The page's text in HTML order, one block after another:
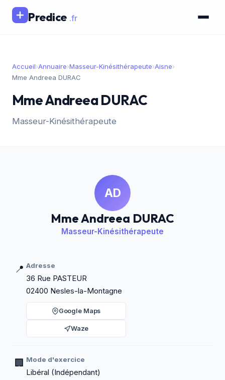
Predice .fr
Accueil›Annuaire›Masseur-Kinésithérapeute›Aisne›
Mme Andreea DURAC
Mme Andreea DURAC
Masseur-Kinésithérapeute
AD
Mme Andreea DURAC
Masseur-Kinésithérapeute
📍 Adresse
36 Rue PASTEUR
02400 Nesles-la-Montagne
Google Maps
Waze
🏢 Mode d'exercice
Libéral (Indépendant)